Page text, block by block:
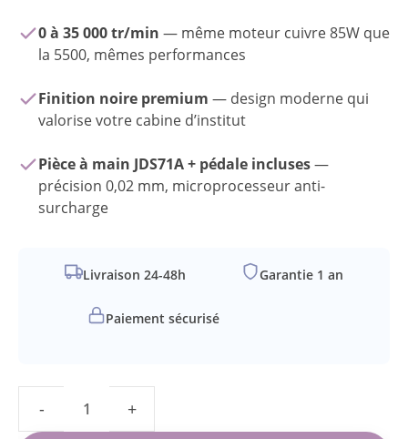
0 à 35 000 tr/min — même moteur cuivre 85W que
la 5500, mêmes performances
Finition noire premium — design moderne qui
valorise votre cabine d’institut
Pièce à main JDS71A + pédale incluses—
précision 0,02 mm, microprocesseur anti-
surcharge
Livraison 24-48h Garantie 1 an
Paiement sécurisé